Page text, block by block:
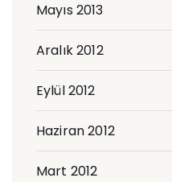
Mayıs 2013
Aralık 2012
Eylül 2012
Haziran 2012
Mart 2012